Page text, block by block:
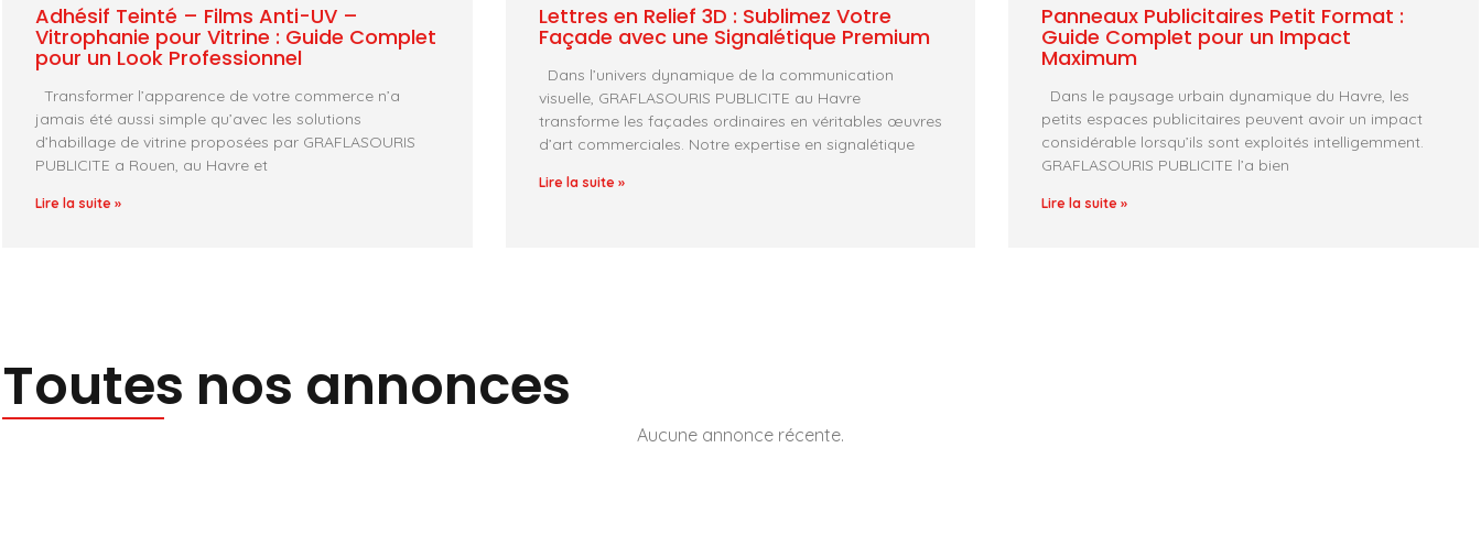
Adhésif Teinté – Films Anti-UV –
Vitrophanie pour Vitrine : Guide Complet
pour un Look Professionnel
Transformer l’apparence de votre commerce n’a
jamais été aussi simple qu’avec les solutions
d’habillage de vitrine proposées par GRAFLASOURIS
PUBLICITE a Rouen, au Havre et
Lire la suite »
Lettres en Relief 3D : Sublimez Votre
Façade avec une Signalétique Premium
Dans l’univers dynamique de la communication
visuelle, GRAFLASOURIS PUBLICITE au Havre
transforme les façades ordinaires en véritables œuvres
d’art commerciales. Notre expertise en signalétique
Lire la suite »
Panneaux Publicitaires Petit Format :
Guide Complet pour un Impact
Maximum
Dans le paysage urbain dynamique du Havre, les
petits espaces publicitaires peuvent avoir un impact
considérable lorsqu’ils sont exploités intelligemment.
GRAFLASOURIS PUBLICITE l’a bien
Lire la suite »
Toutes nos annonces
Aucune annonce récente.